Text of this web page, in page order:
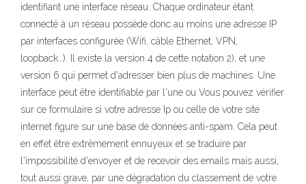
identifiant une interface réseau. Chaque ordinateur étant
connecté à un réseau possède donc au moins une adresse IP
par interfaces configurée (Wifi, câble Ethernet, VPN,
loopback…). Il existe la version 4 de cette notation 2), et une
version 6 qui permet d'adresser bien plus de machines. Une
interface peut être identifiable par l'une ou Vous pouvez vérifier
sur ce formulaire si votre adresse Ip ou celle de votre site
internet figure sur une base de données anti-spam. Cela peut
en effet être extrêmement ennuyeux et se traduire par
l'impossibilité d'envoyer et de recevoir des emails mais aussi,
tout aussi grave, par une dégradation du classement de votre